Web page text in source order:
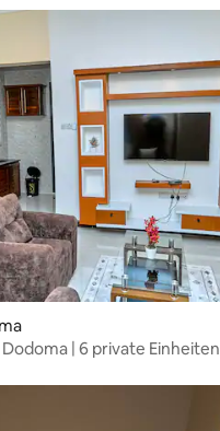
| 6 private Einheiten